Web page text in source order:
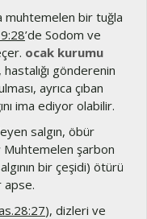
muhtemelen bir tuğla
’de Sodom ve
ocak kurumu
gönderenin
ayrıca çıban
ima ediyor olabilir.
salgın, öbür
Muhtemelen şarbon
bir çeşidi) ötürü
apse.
), dizleri ve